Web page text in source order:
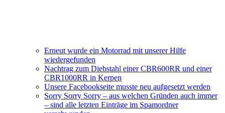
Erneut wurde ein Motorrad mit unserer Hilfe
wiedergefunden
Nachtrag zum Diebstahl einer CBR600RR und einer
CBR1000RR in Kerpen
Unsere Facebookseite musste neu aufgesetzt werden
Sorry Sorry Sorry – aus welchen Gründen auch immer
– sind alle letzten Einträge im Spamordner